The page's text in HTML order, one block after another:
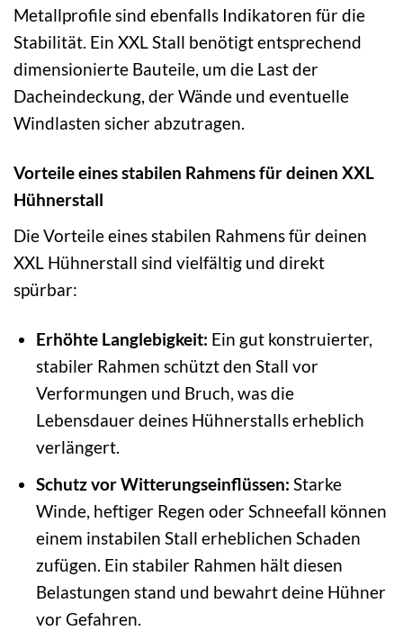
Metallprofile sind ebenfalls Indikatoren für die
Stabilität. Ein XXL Stall benötigt entsprechend
dimensionierte Bauteile, um die Last der
Dacheindeckung, der Wände und eventuelle
Windlasten sicher abzutragen.
Vorteile eines stabilen Rahmens für deinen XXL
Hühnerstall
Die Vorteile eines stabilen Rahmens für deinen
XXL Hühnerstall sind vielfältig und direkt
spürbar:
Erhöhte Langlebigkeit: Ein gut konstruierter,
stabiler Rahmen schützt den Stall vor
Verformungen und Bruch, was die
Lebensdauer deines Hühnerstalls erheblich
verlängert.
Schutz vor Witterungseinflüssen: Starke
Winde, heftiger Regen oder Schneefall können
einem instabilen Stall erheblichen Schaden
zufügen. Ein stabiler Rahmen hält diesen
Belastungen stand und bewahrt deine Hühner
vor Gefahren.